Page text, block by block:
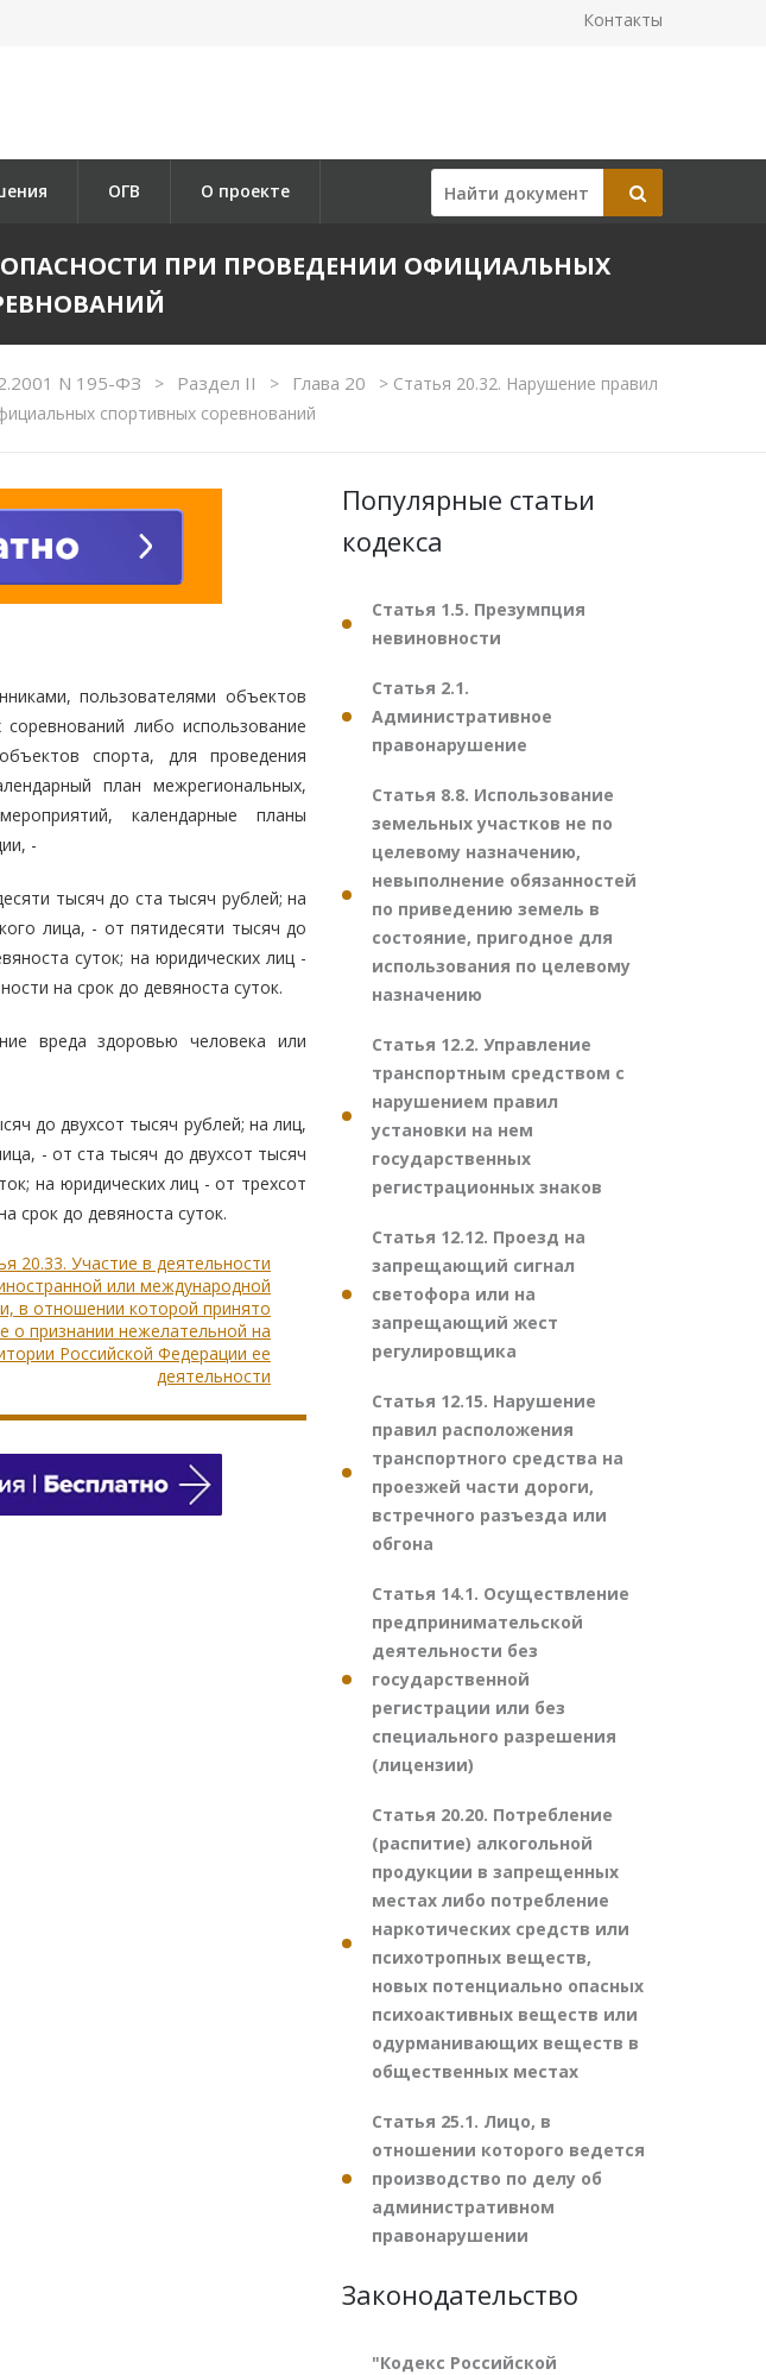
Контакты
ОГВ О проекте
ПРИ ПРОВЕДЕНИИ ОФИЦИАЛЬНЫХ
N 195-ФЗ > Раздел II > Глава 20 >Статья 20.32. Нарушение правил
спортивных соревнований
пользователями объектов
либо использование
спорта, для проведения
план межрегиональных,
календарные планы
-
тысяч до ста тысяч рублей; на
лица, - от пятидесяти тысяч до
суток; на юридических лиц -
на срок до девяноста суток.
вреда здоровью человека или
до двухсот тысяч рублей; на лиц,
- от ста тысяч до двухсот тысяч
на юридических лиц - от трехсот
срок до девяноста суток.
20.33. Участие в деятельности
или международной
в отношении которой принято
о признании нежелательной на
Российской Федерации ее
деятельности
Популярные статьи
кодекса
Статья 1.5. Презумпция
невиновности
Статья 2.1.
Административное
правонарушение
Статья 8.8. Использование
земельных участков не по
целевому назначению,
невыполнение обязанностей
по приведению земель в
состояние, пригодное для
использования по целевому
назначению
Статья 12.2. Управление
транспортным средством с
нарушением правил
установки на нем
государственных
регистрационных знаков
Статья 12.12. Проезд на
запрещающий сигнал
светофора или на
запрещающий жест
регулировщика
Статья 12.15. Нарушение
правил расположения
транспортного средства на
проезжей части дороги,
встречного разъезда или
обгона
Статья 14.1. Осуществление
предпринимательской
деятельности без
государственной
регистрации или без
специального разрешения
(лицензии)
Статья 20.20. Потребление
(распитие) алкогольной
продукции в запрещенных
местах либо потребление
наркотических средств или
психотропных веществ,
новых потенциально опасных
психоактивных веществ или
одурманивающих веществ в
общественных местах
Статья 25.1. Лицо, в
отношении которого ведется
производство по делу об
административном
правонарушении
Законодательство
"Кодекс Российской